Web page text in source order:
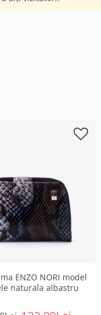
ENZO NORI model
naturala albastru